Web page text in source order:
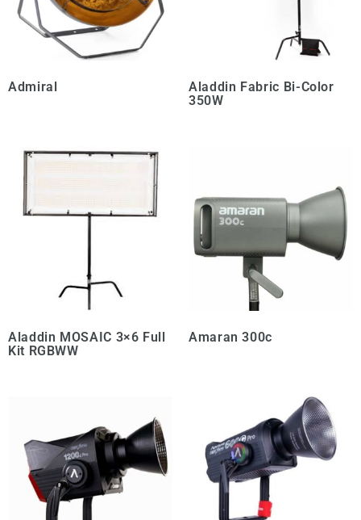
Admiral
Aladdin Fabric Bi-Color
350W
Aladdin MOSAIC 3×6 Full
Kit RGBWW
Amaran 300c